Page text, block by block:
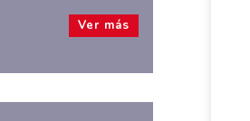
Ver más